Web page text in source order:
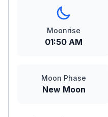
Moonrise
01:50 AM
Moon Phase
New Moon